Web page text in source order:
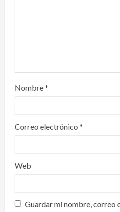
Nombre*
Correo electrónico *
Web
Guardar mi nombre, correo